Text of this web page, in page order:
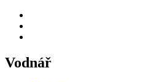
Vodnář